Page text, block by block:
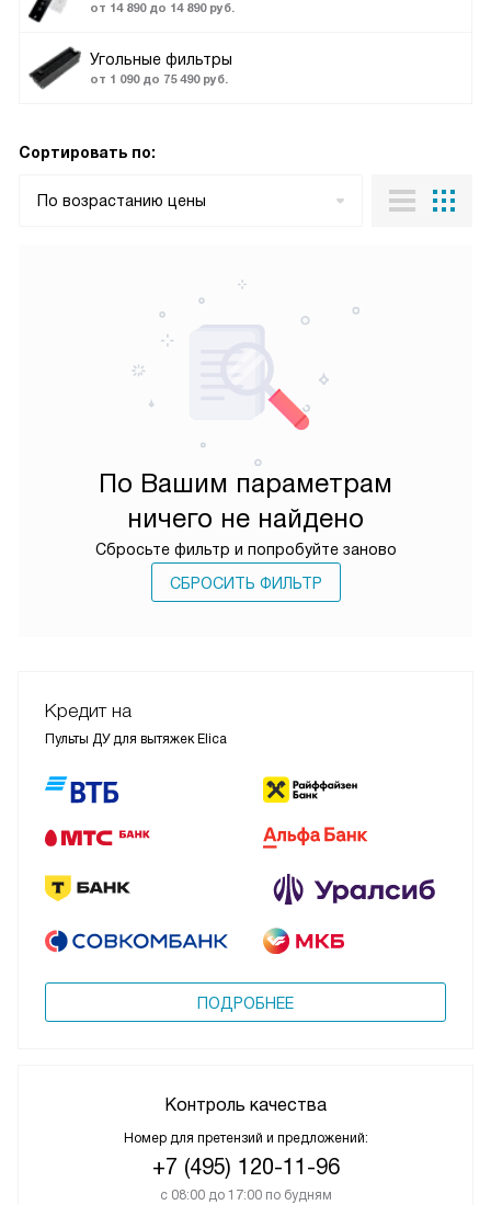
от 14 890 до 14 890 руб.
Угольные фильтры
от 1 090 до 75 490 руб.
Сортировать по:
По возрастанию цены
По Вашим параметрам
ничего не найдено
Сбросьте фильтр и попробуйте заново
СБРОСИТЬ ФИЛЬТР
Кредит на
Пульты ДУ для вытяжек Elica
ПОДРОБНЕЕ
Контроль качества
Номер для претензий и предложений:
+7 (495) 120-11-96
с 08:00 до 17:00 по будням